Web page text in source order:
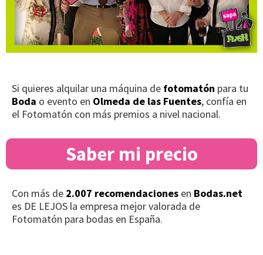
Si quieres alquilar una máquina de fotomatón para tu
Boda o evento en Olmeda de las Fuentes, confía en
el Fotomatón con más premios a nivel nacional.
Saber mi precio
Con más de 2.007 recomendaciones en Bodas.net
es DE LEJOS la empresa mejor valorada de
Fotomatón para bodas en España.